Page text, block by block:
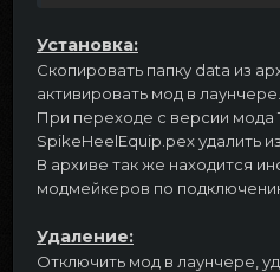
Установка:
Скопировать папку data из
активировать мод в лаунчере.
При переходе с версии мода
SpikeHeelEquip.pex удалить
В архиве так же находится
модмейкеров по
Удаление:
Отключить мод в лаунчере,